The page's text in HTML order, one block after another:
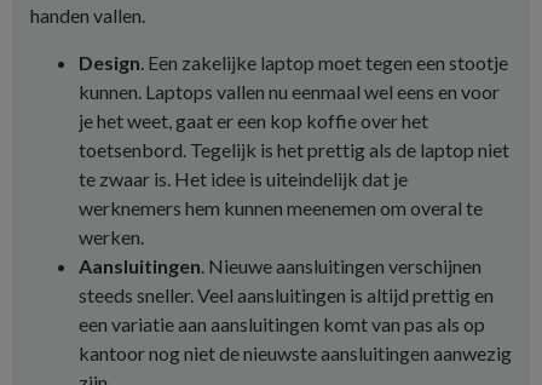
handen vallen.
Design. Een zakelijke laptop moet tegen een stootje
kunnen. Laptops vallen nu eenmaal wel eens en voor
je het weet, gaat er een kop koffie over het
toetsenbord. Tegelijk is het prettig als de laptop niet
te zwaar is. Het idee is uiteindelijk dat je
werknemers hem kunnen meenemen om overal te
werken.
Aansluitingen. Nieuwe aansluitingen verschijnen
steeds sneller. Veel aansluitingen is altijd prettig en
een variatie aan aansluitingen komt van pas als op
kantoor nog niet de nieuwste aansluitingen aanwezig